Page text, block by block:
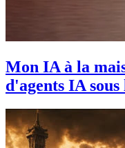
Mon IA à la
d'agents IA